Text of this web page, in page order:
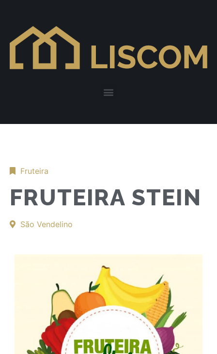
Fruteira
FRUTEIRA STEIN
São Vendelino